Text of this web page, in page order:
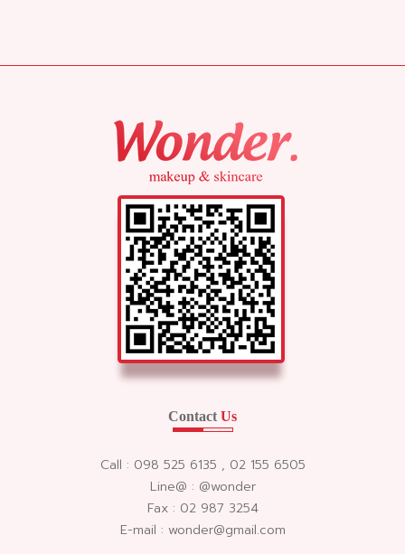
Contact Us
Call : 098 525 6135 , 02 155 6505
Line@ : @wonder
Fax : 02 987 3254
E-mail : wonder@gmail.com